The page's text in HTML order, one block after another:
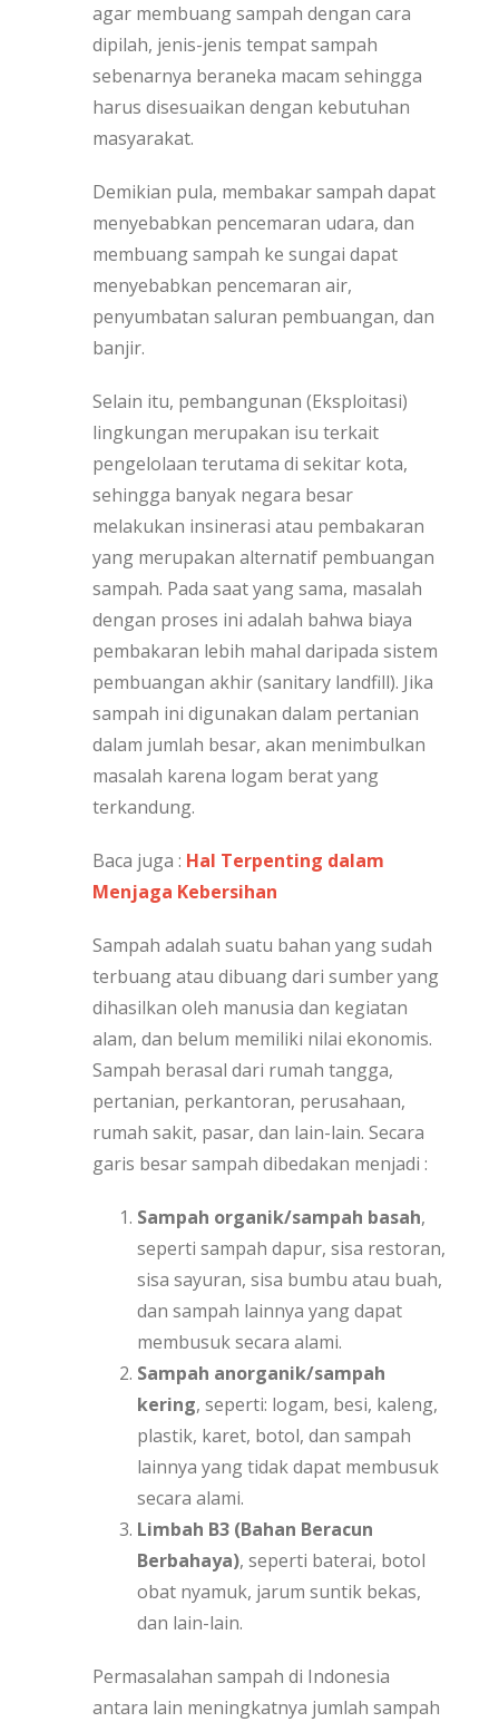
agar membuang sampah dengan cara
dipilah, jenis-jenis tempat sampah
sebenarnya beraneka macam sehingga
harus disesuaikan dengan kebutuhan
masyarakat.
Demikian pula, membakar sampah dapat
menyebabkan pencemaran udara, dan
membuang sampah ke sungai dapat
menyebabkan pencemaran air,
penyumbatan saluran pembuangan, dan
banjir.
Selain itu, pembangunan (Eksploitasi)
lingkungan merupakan isu terkait
pengelolaan terutama di sekitar kota,
sehingga banyak negara besar
melakukan insinerasi atau pembakaran
yang merupakan alternatif pembuangan
sampah. Pada saat yang sama, masalah
dengan proses ini adalah bahwa biaya
pembakaran lebih mahal daripada sistem
pembuangan akhir (sanitary landfill). Jika
sampah ini digunakan dalam pertanian
dalam jumlah besar, akan menimbulkan
masalah karena logam berat yang
terkandung.
Baca juga : Hal Terpenting dalam
Menjaga Kebersihan
Sampah adalah suatu bahan yang sudah
terbuang atau dibuang dari sumber yang
dihasilkan oleh manusia dan kegiatan
alam, dan belum memiliki nilai ekonomis.
Sampah berasal dari rumah tangga,
pertanian, perkantoran, perusahaan,
rumah sakit, pasar, dan lain-lain. Secara
garis besar sampah dibedakan menjadi :
Sampah organik/sampah basah,
seperti sampah dapur, sisa restoran,
sisa sayuran, sisa bumbu atau buah,
dan sampah lainnya yang dapat
membusuk secara alami.
Sampah anorganik/sampah
kering, seperti: logam, besi, kaleng,
plastik, karet, botol, dan sampah
lainnya yang tidak dapat membusuk
secara alami.
Limbah B3 (Bahan Beracun
Berbahaya), seperti baterai, botol
obat nyamuk, jarum suntik bekas,
dan lain-lain.
Permasalahan sampah di Indonesia
antara lain meningkatnya jumlah sampah